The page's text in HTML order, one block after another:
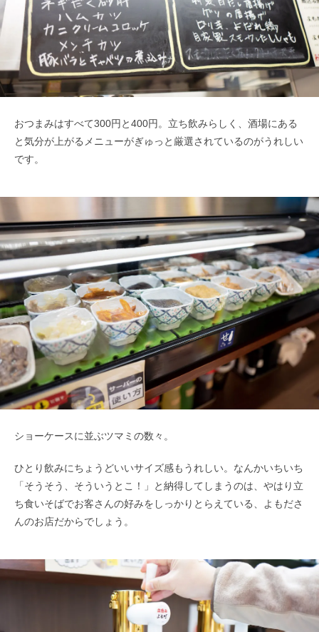
おつまみはすべて300円と400円。立ち飲みらしく、酒場にある
と気分が上がるメニューがぎゅっと厳選されているのがうれしい
です。
ショーケースに並ぶツマミの数々。
ひとり飲みにちょうどいいサイズ感もうれしい。なんかいちいち
「そうそう、そういうとこ！」と納得してしまうのは、やはり立
ち食いそばでお客さんの好みをしっかりとらえている、よもださ
んのお店だからでしょう。